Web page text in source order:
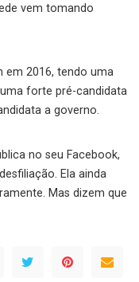
vem tomando
em 2016, tendo uma
forte pré-candidata
a governo.
no seu Facebook,
Ela ainda
Mas dizem que